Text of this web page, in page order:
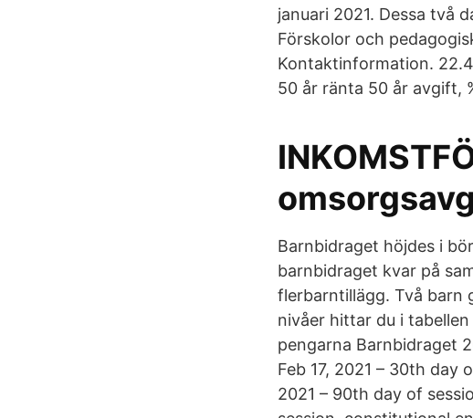
januari 2021. Dessa två
Förskolor och
Kontaktinformation.
50 år ränta 50 år avgift,
Barnbidraget höjdes i
barnbidraget kvar på
flerbarntillägg. Två barn
nivåer hittar du i
pengarna Barnbidraget
Feb 17, 2021 – 30th day
2021 – 90th day of